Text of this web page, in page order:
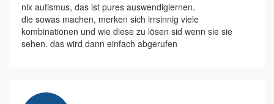
nix autismus, das ist pures auswendiglernen.
die sowas machen, merken sich irrsinnig viele
kombinationen und wie diese zu lösen sid wenn sie sie
sehen. das wird dann einfach abgerufen